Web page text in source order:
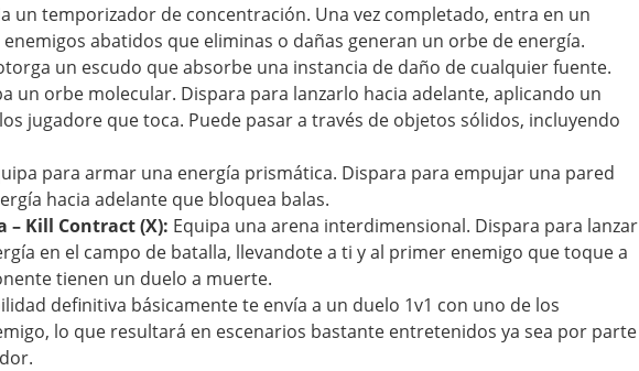
un temporizador de concentración. Una vez completado, entra en un
abatidos que eliminas o dañas generan un orbe de energía.
un escudo que absorbe una instancia de daño de cualquier fuente.
un orbe molecular. Dispara para lanzarlo hacia adelante, aplicando un
jugadore que toca. Puede pasar a través de objetos sólidos, incluyendo
para armar una energía prismática. Dispara para empujar una pared
hacia adelante que bloquea balas.
Kill Contract (X): Equipa una arena interdimensional. Dispara para lanzar
en el campo de batalla, llevandote a ti y al primer enemigo que toque a
tienen un duelo a muerte.
definitiva básicamente te envía a un duelo 1v1 con uno de los
lo que resultará en escenarios bastante entretenidos ya sea por parte